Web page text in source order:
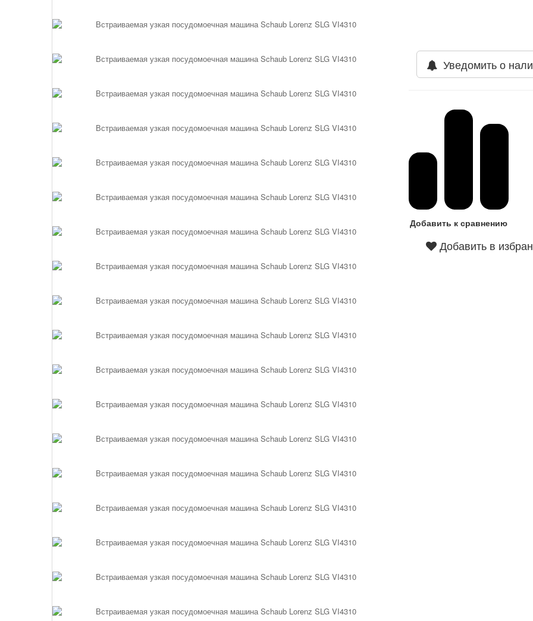
Уведомить о
Добавить к сравнению
Добавить в